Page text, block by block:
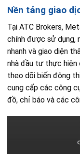
Nền tảng giao
Tại ATC Brokers,
chính được sử dụng,
nhanh và giao diện
nhà đầu tư thực hiện
theo dõi biến động
cung cấp các công
đồ, chỉ báo và các